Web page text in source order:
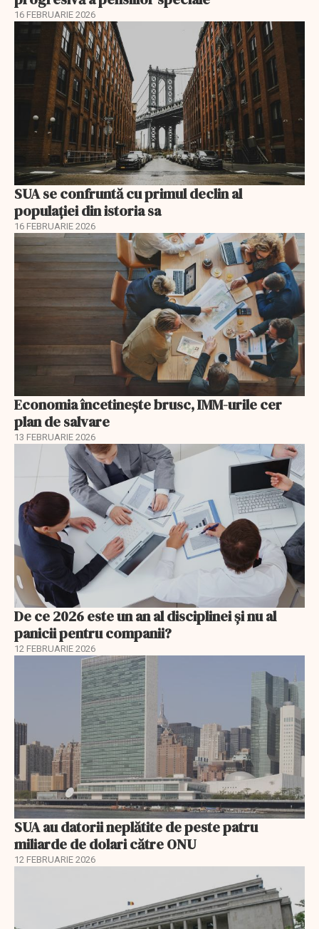
16 FEBRUARIE 2026
SUA se confruntă cu primul declin al
populației din istoria sa
16 FEBRUARIE 2026
Economia încetinește brusc, IMM-urile cer
plan de salvare
13 FEBRUARIE 2026
De ce 2026 este un an al disciplinei și nu al
panicii pentru companii?
12 FEBRUARIE 2026
SUA au datorii neplătite de peste patru
miliarde de dolari către ONU
12 FEBRUARIE 2026